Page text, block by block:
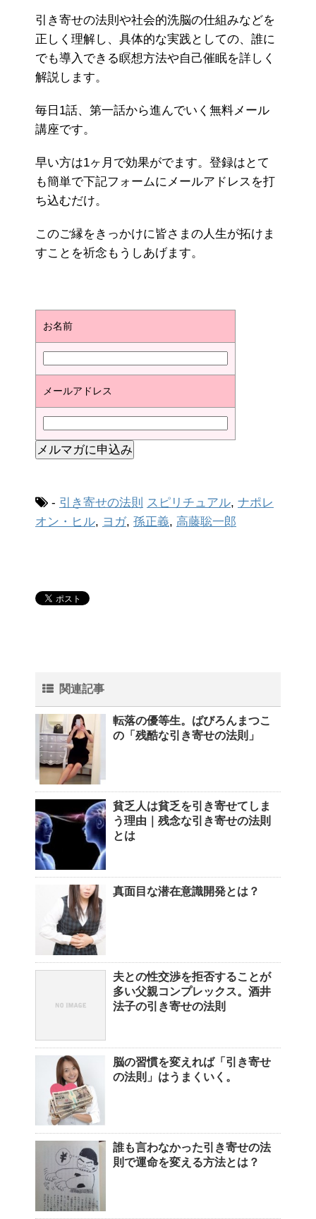
引き寄せの法則や社会的洗脳の仕組みなどを
正しく理解し、具体的な実践としての、誰に
でも導入できる瞑想方法や自己催眠を詳しく
解説します。
毎日1話、第一話から進んでいく無料メール
講座です。
早い方は1ヶ月で効果がでます。登録はとて
も簡単で下記フォームにメールアドレスを打
ち込むだけ。
このご縁をきっかけに皆さまの人生が拓けま
すことを祈念もうしあげます。
お名前
メールアドレス
- 引き寄せの法則 スピリチュアル, ナポレ
オン・ヒル, ヨガ, 孫正義, 高藤聡一郎
関連記事
転落の優等生。ばびろんまつこ
の「残酷な引き寄せの法則」
貧乏人は貧乏を引き寄せてしま
う理由｜残念な引き寄せの法則
とは
真面目な潜在意識開発とは？
夫との性交渉を拒否することが
多い父親コンプレックス。酒井
法子の引き寄せの法則
脳の習慣を変えれば「引き寄せ
の法則」はうまくいく。
誰も言わなかった引き寄せの法
則で運命を変える方法とは？